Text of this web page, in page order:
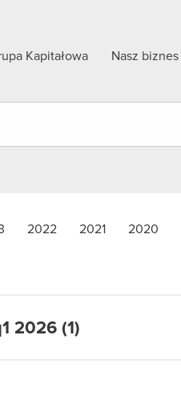
Kapitałowa Nasz biznes
2022 2021 2020
2026 (1)